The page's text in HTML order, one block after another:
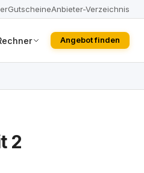
GutscheineAnbieter-Verzeichnis
Angebot finden
2